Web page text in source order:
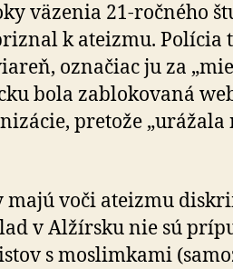
väzenia 21-ročného
k ateizmu. Polícia
označiac ju za
bola zablo­ko­vaná
pretože „urážala
majú voči ateizmu
v Alžírsku nie sú
s moslimkami